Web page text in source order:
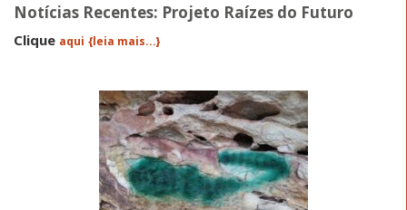
Notícias Recentes: Projeto Raízes do Futuro
Clique aqui {leia mais...}